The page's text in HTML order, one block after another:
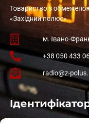
Товариство з
«Західний полюс»
м. Івано-
+38 050 433
radio@z-